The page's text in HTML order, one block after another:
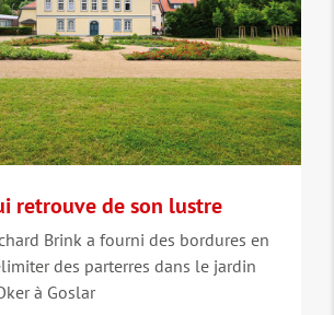
retrouve de son lustre
Brink a fourni des bordures en
des parterres dans le jardin
à Goslar